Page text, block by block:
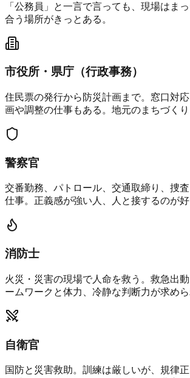
「公務員」と一言で言っても、現場はま
合う場所がきっとある。
市役所・県庁（行政事務）
住民票の発行から防災計画まで。窓口対
画や調整の仕事もある。地元のまちづくり
警察官
交番勤務、パトロール、交通取締り、捜
仕事。正義感が強い人、人と接するのが好
消防士
火災・災害の現場で人命を救う。救急出
ームワークと体力、冷静な判断力が求めら
自衛官
国防と災害救助。訓練は厳しいが、規律